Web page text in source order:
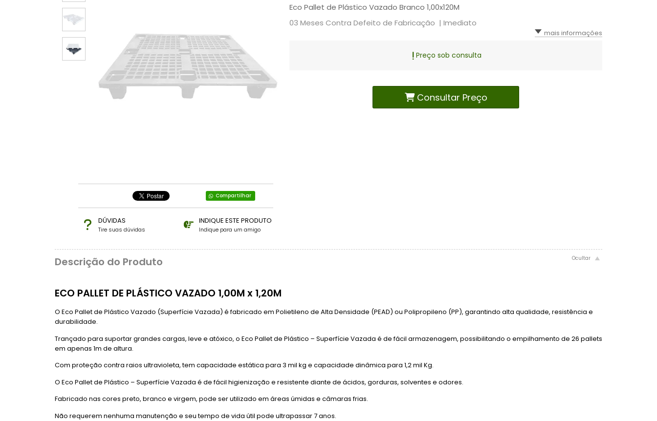
Compartilhar
DÚVIDAS
Tire suas dúvidas
INDIQUE ESTE PRODUTO
Indique para um amigo
Eco Pallet de Plástico Vazado Branco 1,00x120M
03 Meses Contra Defeito de Fabricação | Imediato
mais informações
Preço sob consulta
Consultar Preço
Descrição do Produto
ECO PALLET DE PLÁSTICO VAZADO 1,00M x 1,20M
O Eco Pallet de Plástico Vazado (Superfície Vazada) é fabricado em Polietileno de Alta Densidade (PEAD) ou Polipropileno (PP), garantindo alta qualidade, resistência e
durabilidade.
Trançado para suportar grandes cargas, leve e atóxico, o Eco Pallet de Plástico – Superfície Vazada é de fácil armazenagem, possibilitando o empilhamento de 26 pallets
em apenas 1m de altura.
Com proteção contra raios ultravioleta, tem capacidade estática para 3 mil kg e capacidade dinâmica para 1,2 mil Kg.
O Eco Pallet de Plástico – Superfície Vazada é de fácil higienização e resistente diante de ácidos, gorduras, solventes e odores.
Fabricado nas cores preto, branco e virgem, pode ser utilizado em áreas úmidas e câmaras frias.
Não requerem nenhuma manutenção e seu tempo de vida útil pode ultrapassar 7 anos.